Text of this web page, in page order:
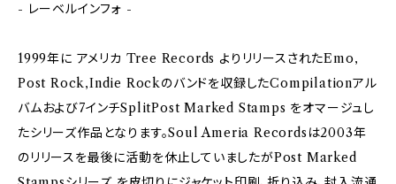
- レーベルインフォ -
1999年に アメリカ Tree Records よりリリースされたEmo,
Post Rock,Indie Rockのバンドを収録したCompilationアル
バムおよび7インチSplitPost Marked Stamps をオマージュし
たシリーズ作品となります。Soul Ameria Recordsは2003年
のリリースを最後に活動を休⽌していましたがPost Marked